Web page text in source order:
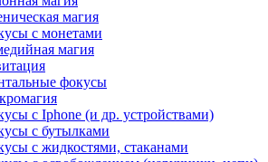
магия
с монетами
магия
фокусы
с Iphone (и др. устройствами)
с бутылками
с жидкостями, стаканами